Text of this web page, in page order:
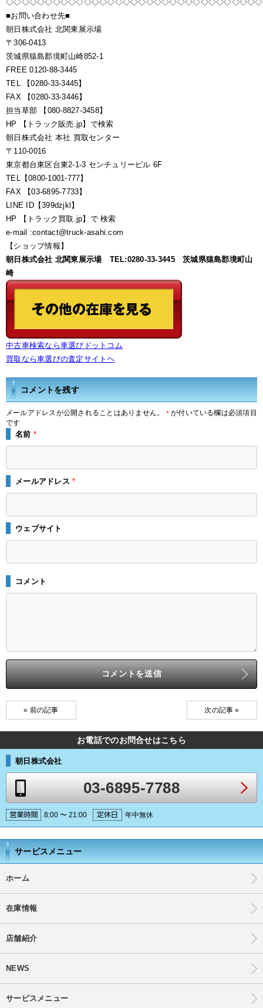
■お問い合わせ先■
朝日株式会社 北関東展示場
〒306-0413
茨城県猿島郡境町山崎852-1
FREE 0120-88-3445
TEL 【0280-33-3445】
FAX 【0280-33-3446】
担当草部 【080-8827-3458】
HP 【トラック販売.jp】で検索
朝日株式会社 本社 買取センター
〒110-0016
東京都台東区台東2-1-3 センチュリービル 6F
TEL【0800-1001-777】
FAX 【03-6895-7733】
LINE ID【399dzjkl】
HP 【トラック買取.jp】で 検索
e-mail :contact@truck-asahi.com
【ショップ情報】
朝日株式会社 北関東展示場 TEL:0280-33-3445 茨城県猿島郡境町山
崎
中古車検索なら車選びドットコム
買取なら車選びの査定サイトヘ
コメントを残す
メールアドレスが公開されることはありません。 *が付いている欄は必須項目
です
名前 *
メールアドレス*
ウェブサイト
コメント
« 前の記事 次の記事 »
お電話でのお問合せはこちら
朝日株式会社
03-6895-7788
8:00 〜 21:00 年中無休
サービスメニュー
ホーム
在庫情報
店舗紹介
NEWS
サービスメニュー